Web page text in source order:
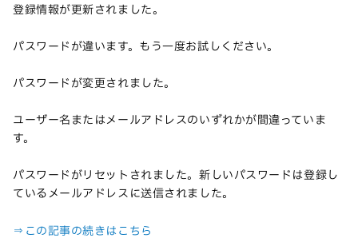
登録情報が更新されました。
パスワードが違います。もう一度お試しください。
パスワードが変更されました。
ユーザー名またはメールアドレスのいずれかが間違っていま
す。
パスワードがリセットされました。新しいパスワードは登録し
ているメールアドレスに送信されました。
⇒この記事の続きはこちら